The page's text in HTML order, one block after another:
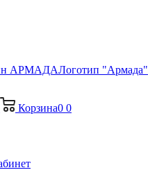
Логотип "Армада"
Корзина0 0